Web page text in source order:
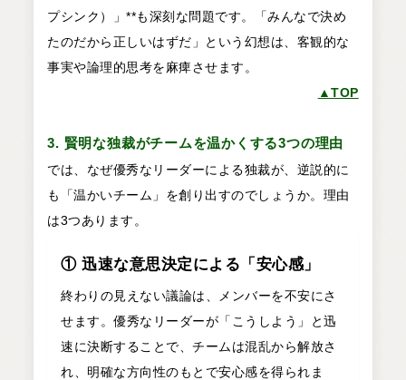
プシンク）」**も深刻な問題です。「みんなで決め
たのだから正しいはずだ」という幻想は、客観的な
事実や論理的思考を麻痺させます。
▲TOP
3. 賢明な独裁がチームを温かくする3つの理由
では、なぜ優秀なリーダーによる独裁が、逆説的に
も「温かいチーム」を創り出すのでしょうか。理由
は3つあります。
① 迅速な意思決定による「安心感」
終わりの見えない議論は、メンバーを不安にさ
せます。優秀なリーダーが「こうしよう」と迅
速に決断することで、チームは混乱から解放さ
れ、明確な方向性のもとで安心感を得られま